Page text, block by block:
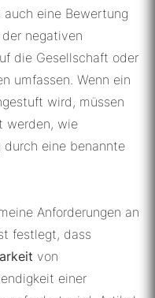
auch eine Bewertung
negativen
die Gesellschaft oder
umfassen. Wenn ein
wird, müssen
werden, wie
durch eine benannte
Anforderungen an
festlegt, dass
von
einer